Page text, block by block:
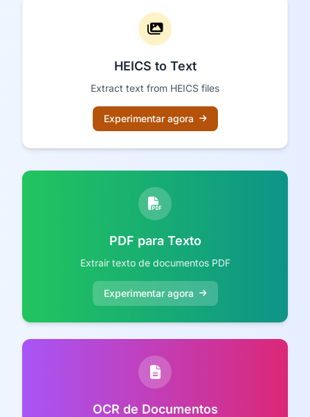
HEICS to Text
Extract text from HEICS files
Experimentar agora
PDF para Texto
Extrair texto de documentos PDF
Experimentar agora
OCR de Documentos